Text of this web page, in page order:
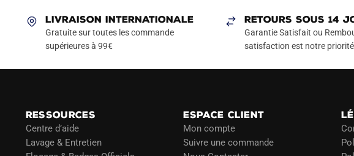
LIVRAISON INTERNATIONALE
Gratuite sur toutes les commande
supérieures à 99€
RETOURS SOUS 14
Garantie Satisfait ou
satisfaction est notre
RESSOURCES
Centre d’aide
Lavage & Entretien
ESPACE CLIENT
Mon compte
Suivre une commande